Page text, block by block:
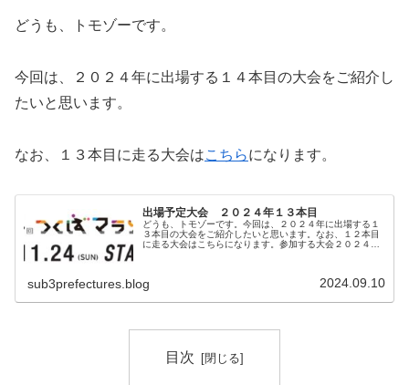
どうも、トモゾーです。
今回は、２０２４年に出場する１４本目の大会をご紹介し
たいと思います。
なお、１３本目に走る大会はこちらになります。
出場予定大会 ２０２４年１３本目
どうも、トモゾーです。今回は、２０２４年に出場する１
３本目の大会をご紹介したいと思います。なお、１２本目
に走る大会はこちらになります。参加する大会２０２４年
sub3prefectures.blog 2024.09.10
目次